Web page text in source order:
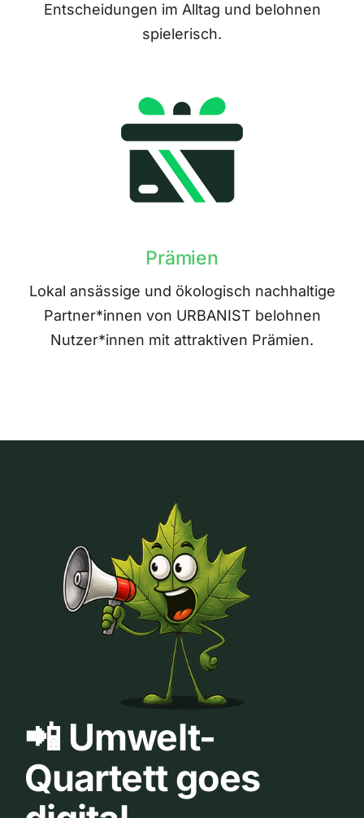
Entscheidungen im Alltag und belohnen
spielerisch.
Prämien
Lokal ansässige und ökologisch nachhaltige
Partner*innen von URBANIST belohnen
Nutzer*innen mit attraktiven Prämien.
📲 Umwelt-
Quartett goes